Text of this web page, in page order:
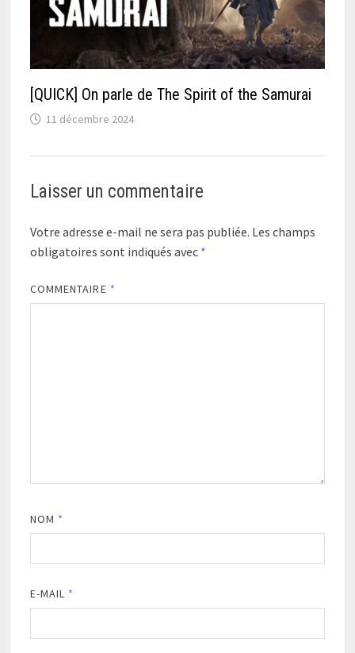
[QUICK] On parle de The Spirit of the Samurai
11 décembre 2024
Laisser un commentaire
Votre adresse e-mail ne sera pas publiée. Les champs
obligatoires sont indiqués avec *
COMMENTAIRE *
NOM *
E-MAIL *